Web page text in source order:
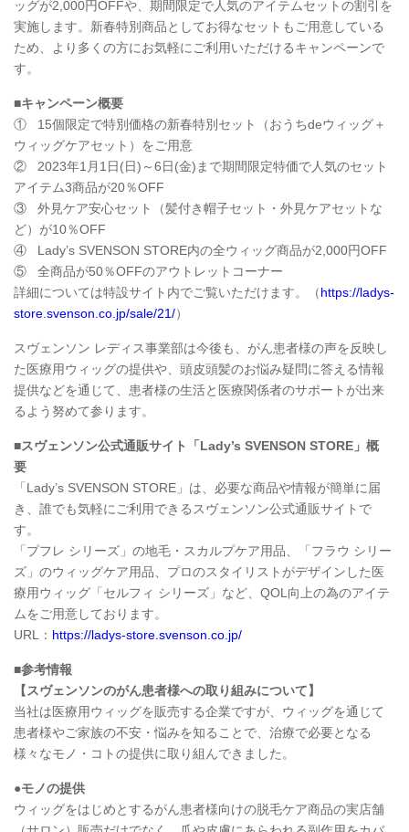
ッグが2,000円OFFや、期間限定で人気のアイテムセットの割引を
実施します。新春特別商品としてお得なセットもご用意している
ため、より多くの方にお気軽にご利用いただけるキャンペーンで
す。
■キャンペーン概要
① 15個限定で特別価格の新春特別セット（おうちdeウィッグ＋
ウィッグケアセット）をご用意
② 2023年1月1日(日)～6日(金)まで期間限定特価で人気のセット
アイテム3商品が20％OFF
③ 外見ケア安心セット（髪付き帽子セット・外見ケアセットな
ど）が10％OFF
④ Lady’s SVENSON STORE内の全ウィッグ商品が2,000円OFF
⑤ 全商品が50％OFFのアウトレットコーナー
詳細については特設サイト内でご覧いただけます。（https://ladys-
store.svenson.co.jp/sale/21/）
スヴェンソン レディス事業部は今後も、がん患者様の声を反映し
た医療用ウィッグの提供や、頭皮頭髪のお悩み疑問に答える情報
提供などを通じて、患者様の生活と医療関係者のサポートが出来
るよう努めて参ります。
■スヴェンソン公式通販サイト「Lady’s SVENSON STORE」概
要
「Lady’s SVENSON STORE」は、必要な商品や情報が簡単に届
き、誰でも気軽にご利用できるスヴェンソン公式通販サイトで
す。
「プフレ シリーズ」の地毛・スカルプケア用品、「フラウ シリー
ズ」のウィッグケア用品、プロのスタイリストがデザインした医
療用ウィッグ「セルフィ シリーズ」など、QOL向上の為のアイテ
ムをご用意しております。
URL： https://ladys-store.svenson.co.jp/
■参考情報
【スヴェンソンのがん患者様への取り組みについて】
当社は医療用ウィッグを販売する企業ですが、ウィッグを通じて
患者様やご家族の不安・悩みを知ることで、治療で必要となる
様々なモノ・コトの提供に取り組んできました。
●モノの提供
ウィッグをはじめとするがん患者様向けの脱毛ケア商品の実店舗